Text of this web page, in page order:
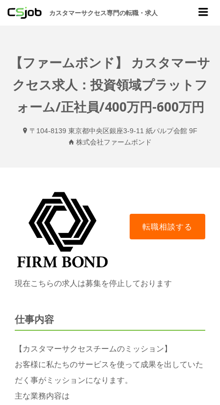
CSJOB
カスタマーサクセス専門の転職・求人
【ファームボンド】 カスタマーサ
クセス求人：投資領域プラットフ
ォーム/正社員/400万円-600万円
〒104-8139 東京都中央区銀座3-9-11 紙パルプ会館 9F
株式会社ファームボンド
現在こちらの求人は募集を停止しております
仕事内容
【カスタマーサクセスチームのミッション】
お客様に私たちのサービスを使って成果を出していた
だく事がミッションになります。
主な業務内容は